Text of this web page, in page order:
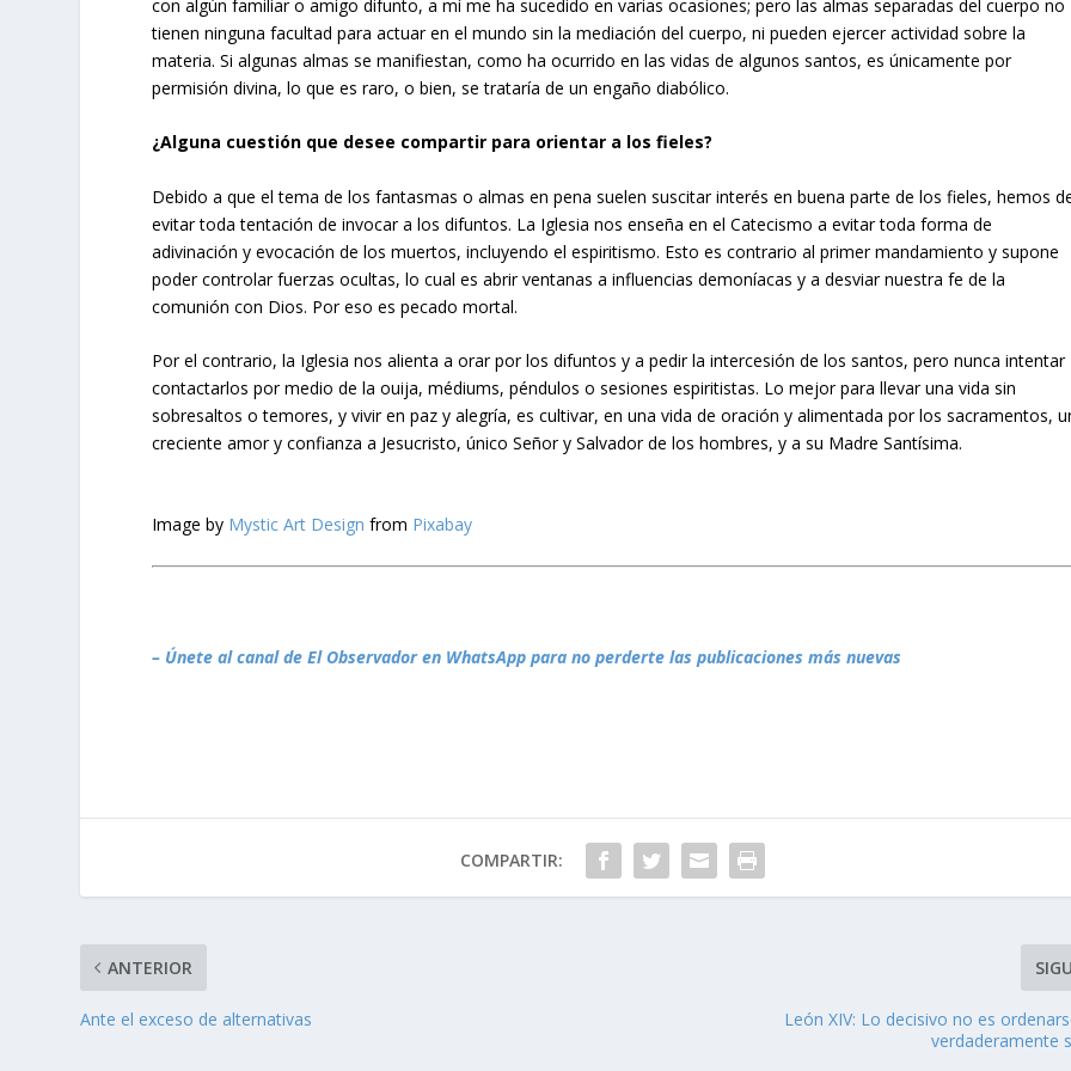
con algún familiar o amigo difunto, a mí me ha sucedido en varias ocasiones; pero las almas separadas del cuerpo no
tienen ninguna facultad para actuar en el mundo sin la mediación del cuerpo, ni pueden ejercer actividad sobre la
materia. Si algunas almas se manifiestan, como ha ocurrido en las vidas de algunos santos, es únicamente por
permisión divina, lo que es raro, o bien, se trataría de un engaño diabólico.
¿Alguna cuestión que desee compartir para orientar a los fieles?
Debido a que el tema de los fantasmas o almas en pena suelen suscitar interés en buena parte de los fieles, hemos
evitar toda tentación de invocar a los difuntos. La Iglesia nos enseña en el Catecismo a evitar toda forma de
adivinación y evocación de los muertos, incluyendo el espiritismo. Esto es contrario al primer mandamiento y supone
poder controlar fuerzas ocultas, lo cual es abrir ventanas a influencias demoníacas y a desviar nuestra fe de la
comunión con Dios. Por eso es pecado mortal.
Por el contrario, la Iglesia nos alienta a orar por los difuntos y a pedir la intercesión de los santos, pero nunca intentar
contactarlos por medio de la ouija, médiums, péndulos o sesiones espiritistas. Lo mejor para llevar una vida sin
sobresaltos o temores, y vivir en paz y alegría, es cultivar, en una vida de oración y alimentada por los sacramentos,
creciente amor y confianza a Jesucristo, único Señor y Salvador de los hombres, y a su Madre Santísima.
Image by Mystic Art Design from Pixabay
– Únete al canal de El Observador en WhatsApp para no perderte las publicaciones más nuevas
COMPARTIR:
ANTERIOR
Ante el exceso de alternativas
León XIV: Lo decisivo no es
verdaderamente